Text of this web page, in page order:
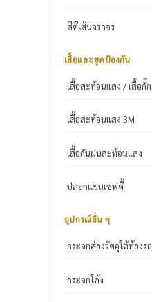
สีตีเส้นจราจร
เสื้อและชุดป้องกัน
เสื้อสะท้อนแสง / เสื้อกั๊ก
เสื้อสะท้อนแสง 3M
เสื้อกันฝนสะท้อนแสง
ปลอกแขนเซฟตี้
อุปกรณ์อื่น ๆ
กระจกส่องวัตถุใต้ท้องรถ
กระจกโค้ง